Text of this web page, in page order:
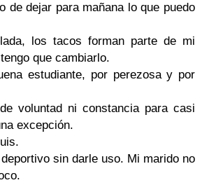
de dejar para mañana lo que puedo
los tacos forman parte de mi
que cambiarlo.
estudiante, por perezosa y por
voluntad ni constancia para casi
excepción.
sin darle uso. Mi marido no